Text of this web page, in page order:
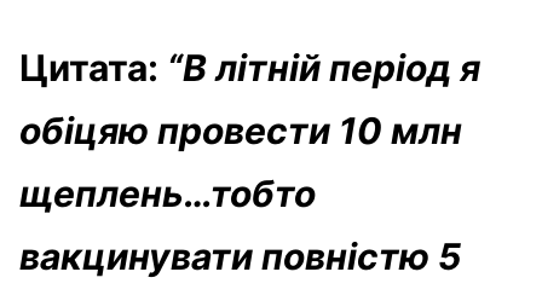
Цитата: “В літній період я
обіцяю провести 10 млн
щеплень…тобто
вакцинувати повністю 5